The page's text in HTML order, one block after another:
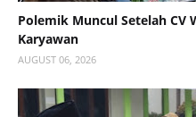
Polemik Muncul Setelah CV
Karyawan
AUGUST 06, 2026